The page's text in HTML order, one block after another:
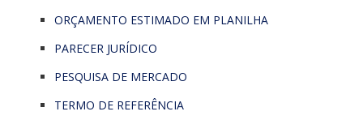
ORÇAMENTO ESTIMADO EM PLANILHA
PARECER JURÍDICO
PESQUISA DE MERCADO
TERMO DE REFERÊNCIA